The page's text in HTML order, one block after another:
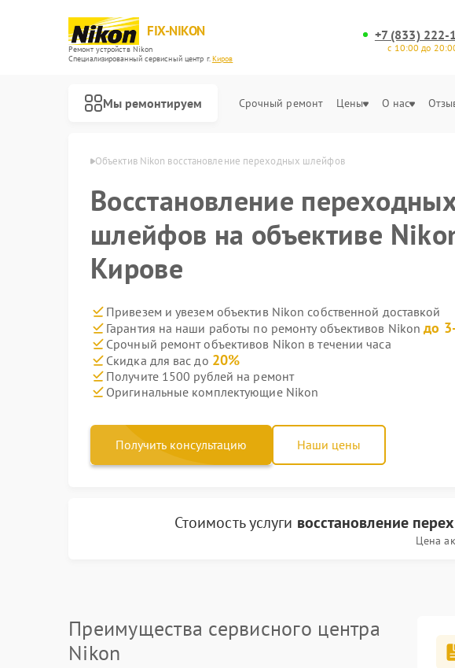
FIX-NIKON
Ремонт устройств Nikon
Специализированный cервисный центр г.Киров
+7 (833) 222-
с 10:00 до
Мы ремонтируем Срочный ремонт Цены О нас
Объектив Nikon восстановление переходных шлейфов
Восстановление
шлейфов на объективе
Кирове
Привезем и увезем объектив Nikon собственной доставкой
Гарантия на наши работы по ремонту объективов Nikonдо
Срочный ремонт объективов Nikon в течении часа
Скидка для вас до 20%
Получите 1500 рублей на ремонт
Оригинальные комплектующие Nikon
Получить консультацию Наши цены
Стоимость услуги восстановление
Цена
Преимущества сервисного центра
Nikon